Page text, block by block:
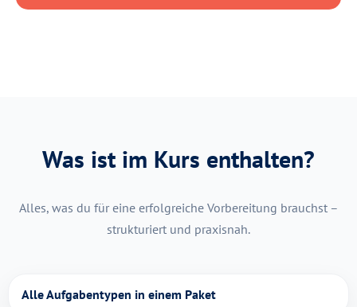
Was ist im Kurs enthalten?
Alles, was du für eine erfolgreiche Vorbereitung brauchst –
strukturiert und praxisnah.
Alle Aufgabentypen in einem Paket